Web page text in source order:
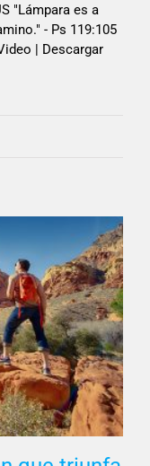
"Lámpara es a
- Ps 119:105
| Descargar